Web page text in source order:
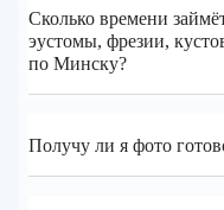
Сколько времени
эустомы, фрезии,
по Минску?
Получу ли я фото